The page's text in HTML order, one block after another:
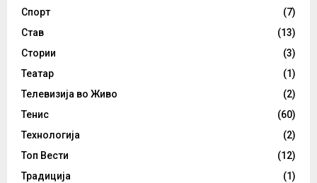
Спорт
(7)
Став
(13)
Стории
(3)
Театар
(1)
Телевизија во Живо
(2)
Тенис
(60)
Технологија
(2)
Топ Вести
(12)
Традиција
(1)